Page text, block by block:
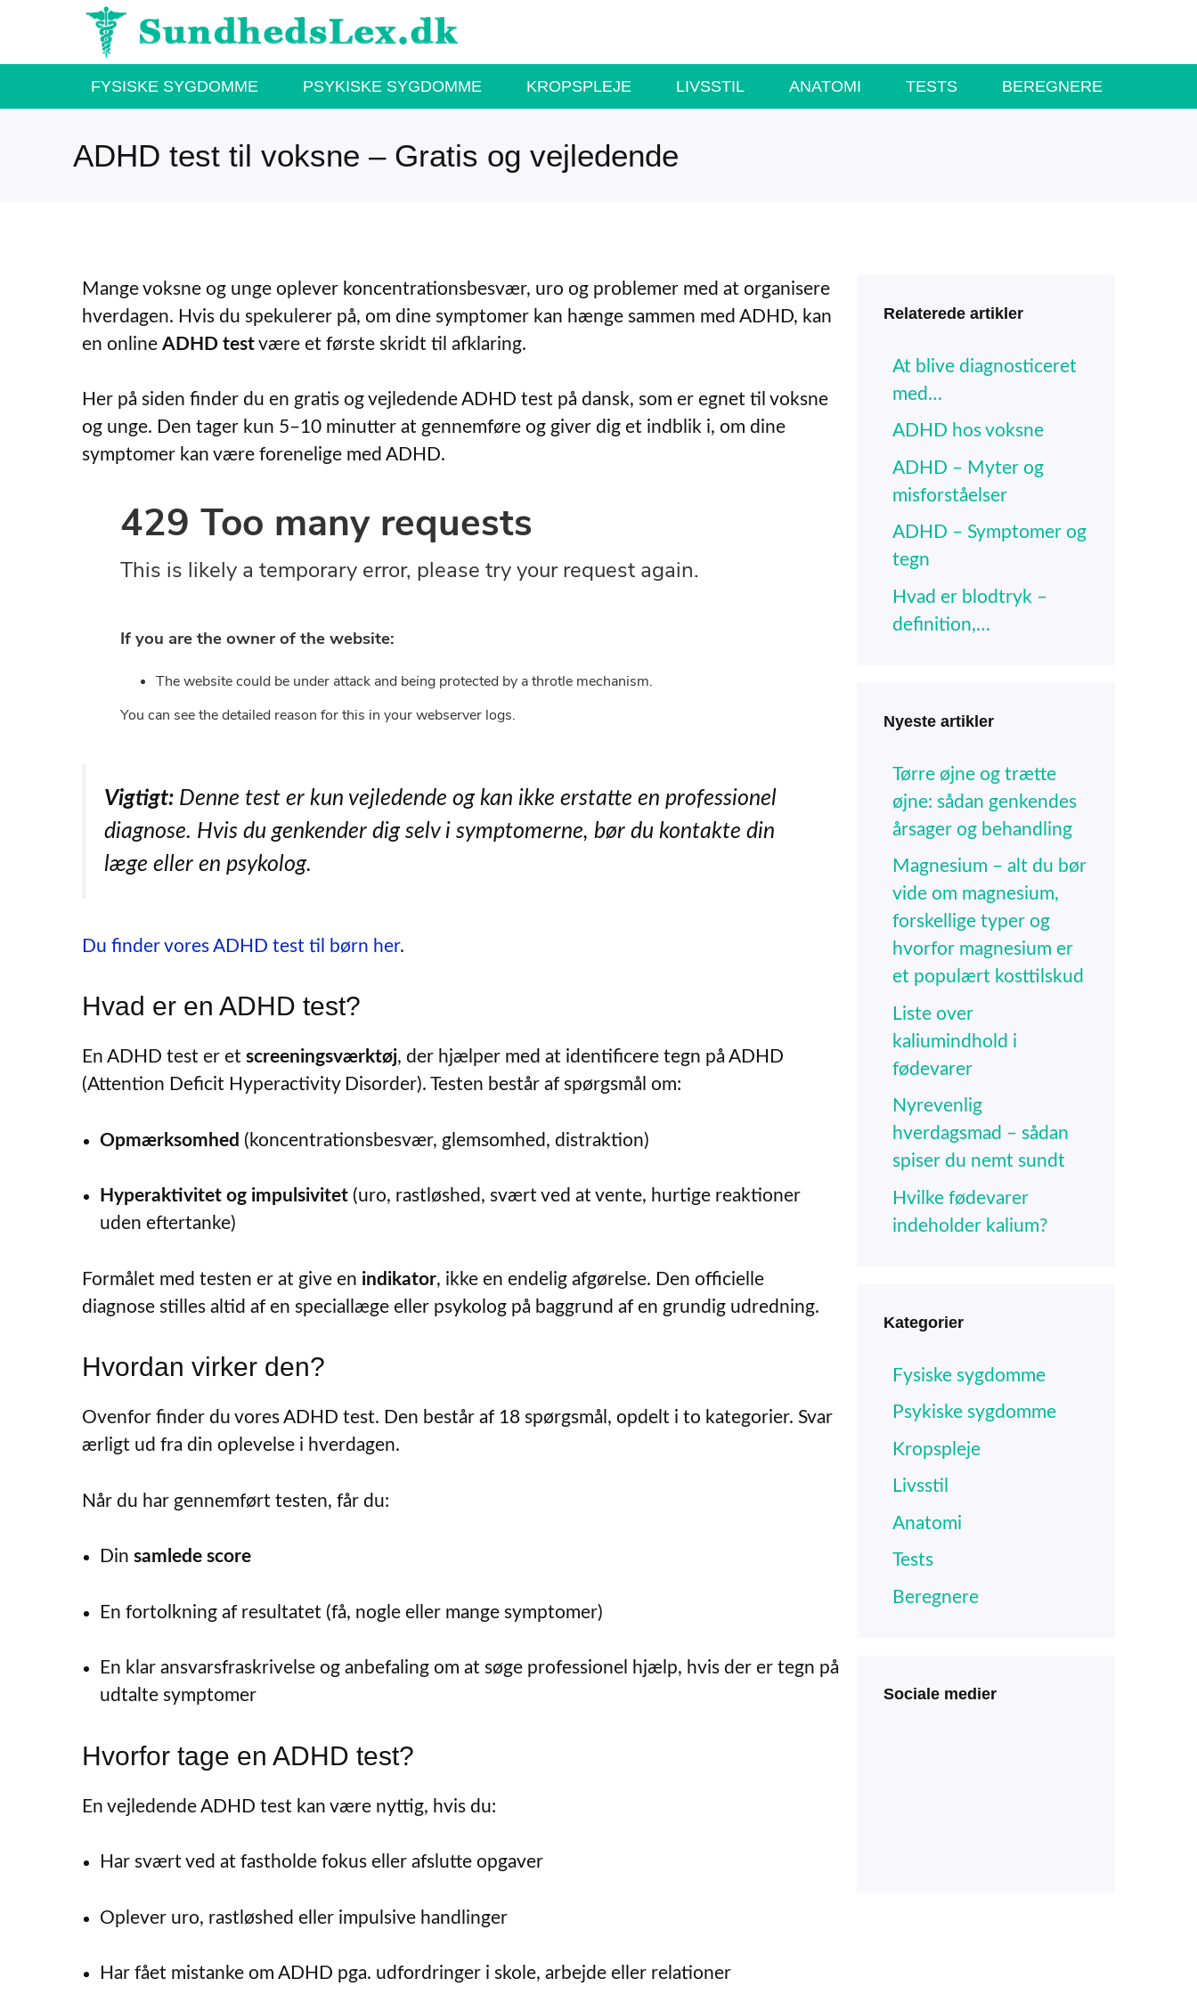
indhold
FYSISKE SYGDOMME PSYKISKE SYGDOMME KROPSPLEJE LIVSSTIL ANATOMI TESTS BEREGNERE
ADHD test til voksne – Gratis og vejledende
Mange voksne og unge oplever koncentrationsbesvær, uro og problemer med at organisere
hverdagen. Hvis du spekulerer på, om dine symptomer kan hænge sammen med ADHD, kan
en online ADHD testvære et første skridt til afklaring.
Her på siden finder du en gratis og vejledende ADHD test på dansk, som er egnet til voksne
og unge. Den tager kun 5–10 minutter at gennemføre og giver dig et indblik i, om dine
symptomer kan være forenelige med ADHD.
Vigtigt: Denne test er kun vejledende og kan ikke erstatte en professionel
diagnose. Hvis du genkender dig selv i symptomerne, bør du kontakte din
læge eller en psykolog.
Du finder vores ADHD test til børn her.
Hvad er en ADHD test?
En ADHD test er et screeningsværktøj, der hjælper med at identificere tegn på ADHD
(Attention Deficit Hyperactivity Disorder). Testen består af spørgsmål om:
Opmærksomhed (koncentrationsbesvær, glemsomhed, distraktion)
Hyperaktivitet og impulsivitet (uro, rastløshed, svært ved at vente, hurtige reaktioner
uden eftertanke)
Formålet med testen er at give en indikator, ikke en endelig afgørelse. Den officielle
diagnose stilles altid af en speciallæge eller psykolog på baggrund af en grundig udredning.
Hvordan virker den?
Ovenfor finder du vores ADHD test. Den består af 18 spørgsmål, opdelt i to kategorier. Svar
ærligt ud fra din oplevelse i hverdagen.
Når du har gennemført testen, får du:
Din samlede score
En fortolkning af resultatet (få, nogle eller mange symptomer)
En klar ansvarsfraskrivelse og anbefaling om at søge professionel hjælp, hvis der er tegn på
udtalte symptomer
Hvorfor tage en ADHD test?
En vejledende ADHD test kan være nyttig, hvis du:
Har svært ved at fastholde fokus eller afslutte opgaver
Oplever uro, rastløshed eller impulsive handlinger
Har fået mistanke om ADHD pga. udfordringer i skole, arbejde eller relationer
Relaterede artikler
At blive diagnosticeret
med…
ADHD hos voksne
ADHD – Myter og
misforståelser
ADHD – Symptomer og
tegn
Hvad er blodtryk –
definition,…
Nyeste artikler
Tørre øjne og trætte
øjne: sådan genkendes
årsager og behandling
Magnesium – alt du bør
vide om magnesium,
forskellige typer og
hvorfor magnesium er
et populært kosttilskud
Liste over
kaliumindhold i
fødevarer
Nyrevenlig
hverdagsmad – sådan
spiser du nemt sundt
Hvilke fødevarer
indeholder kalium?
Kategorier
Fysiske sygdomme
Psykiske sygdomme
Kropspleje
Livsstil
Anatomi
Tests
Beregnere
Sociale medier